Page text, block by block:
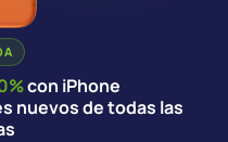
con iPhone
nuevos de todas las